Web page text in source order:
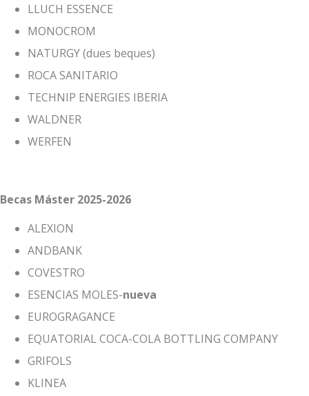
LLUCH ESSENCE
MONOCROM
NATURGY (dues beques)
ROCA SANITARIO
TECHNIP ENERGIES IBERIA
WALDNER
WERFEN
Becas Máster 2025-2026
ALEXION
ANDBANK
COVESTRO
ESENCIAS MOLES-nueva
EUROGRAGANCE
EQUATORIAL COCA-COLA BOTTLING COMPANY
GRIFOLS
KLINEA